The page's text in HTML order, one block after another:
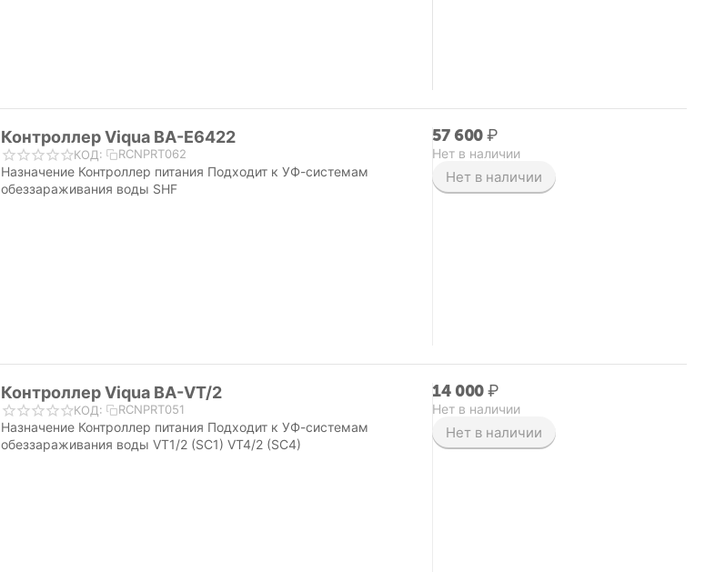
Контроллер Viqua BA-E6422
КОД: RCNPRT062
Назначение Контроллер питания Подходит к УФ-системам
обеззараживания воды SHF
57 600₽
Нет в наличии
Нет в наличии
Контроллер Viqua BA-VT/2
КОД: RCNPRT051
Назначение Контроллер питания Подходит к УФ-системам
обеззараживания воды VT1/2 (SC1) VT4/2 (SC4)
14 000₽
Нет в наличии
Нет в наличии